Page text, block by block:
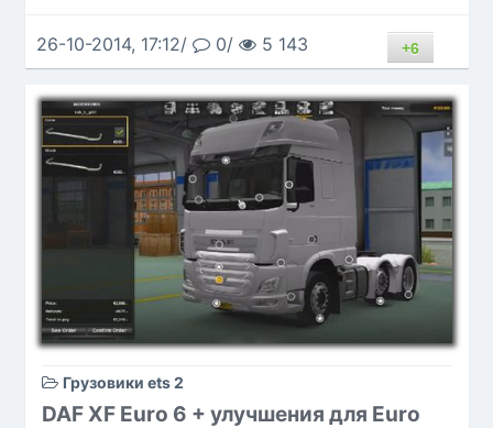
26-10-2014, 17:12/ 0/ 5 143 +6
Грузовики ets 2
DAF XF Euro 6 + улучшения для Euro